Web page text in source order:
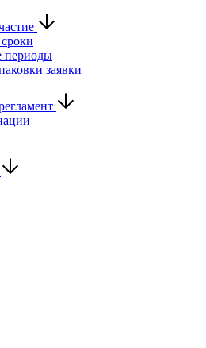
периоды
заявки